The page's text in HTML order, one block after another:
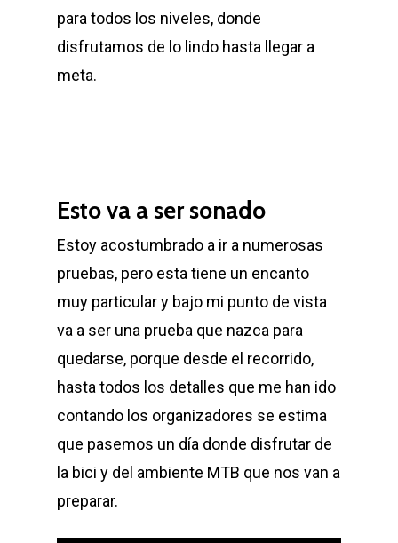
para todos los niveles, donde
disfrutamos de lo lindo hasta llegar a
meta.
Esto va a ser sonado
Estoy acostumbrado a ir a numerosas
pruebas, pero esta tiene un encanto
muy particular y bajo mi punto de vista
va a ser una prueba que nazca para
quedarse, porque desde el recorrido,
hasta todos los detalles que me han ido
contando los organizadores se estima
que pasemos un día donde disfrutar de
la bici y del ambiente MTB que nos van a
preparar.